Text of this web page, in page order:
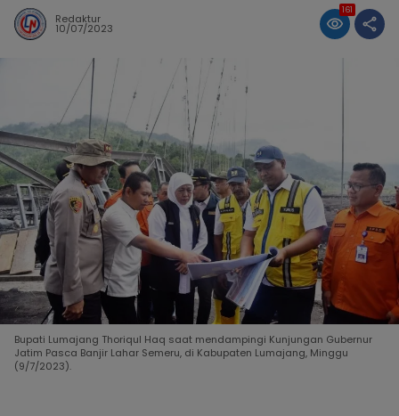
Redaktur
10/07/2023
161
Bupati Lumajang Thoriqul Haq saat mendampingi Kunjungan Gubernur
Jatim Pasca Banjir Lahar Semeru, di Kabupaten Lumajang, Minggu
(9/7/2023).